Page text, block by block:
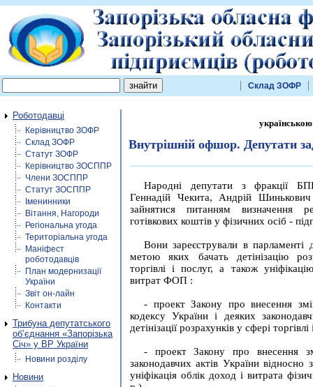
Склад ЗОФР
Роботодавці
Керівництво ЗОФР
Склад ЗОФР
Статут ЗОФР
Керівництво ЗОСППР
Члени ЗОСППР
Статут ЗОСППР
Іменинники
Вітання, Нагороди
Регіональна угода
Територіальна угода
Маніфест
роботодавців
План модернизації
України
Звіт он-лайн
Контакти
Трибуна депутатського
об’єднання «Запорізька
Січ» у ВР України
Новини розділу
Новини
Внутрішній офшор. Депутати
Народні депутати з фракції
Геннадій Чекита, Андрій
зайнятися питанням визначення
готівкових коштів у фізичних осіб -
Вони зареєстрували в парламенті
метою яких бачать детінізацію
торгівлі і послуг, а також
витрат ФОП :
- проект Закону про внесення
кодексу України і деяких
детінізації розрахунків у сфері
- проект Закону про внесення
законодавчих актів України відносно
уніфікація облік доход і витрата